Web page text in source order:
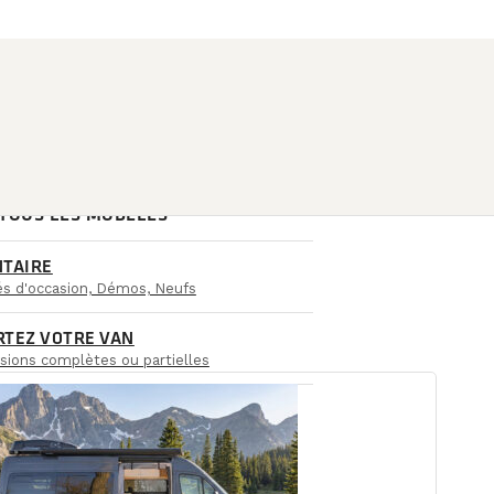
LES MODÈLES
d'occasion, Démos, Neufs
VOTRE VAN
complètes ou partielles